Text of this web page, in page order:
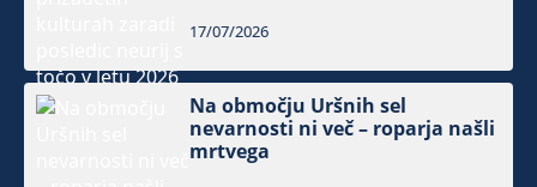
17/07/2026
Na območju Uršnih sel
nevarnosti ni več – roparja našli
mrtvega